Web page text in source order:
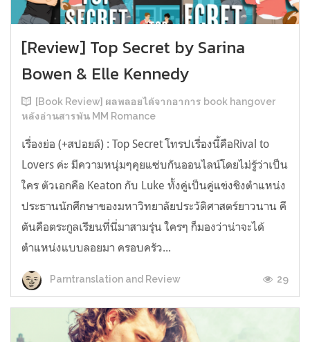
[Review] Top Secret by Sarina
Bowen & Elle Kennedy
[Book Review] ผลพลอยได้จากอาการ book hangover
หลังอ่านสารพัน MM Romance
เรื่องย่อ (+สปอยล์) : Top Secret โทรปเรื่องนี้คือRival to
Lovers ค่ะ มีความหนุ่มๆคุยแซ่บกันออนไลน์โดยไม่รู้ว่าเป็น
ใคร ตัวเอกคือ Keaton กับ Luke ทั้งคู่เป็นคู่แข่งชิงตำแหน่ง
ประธานนักศึกษาของมหาวิทยาลัยประวัติศาสตร์ยาวนาน คี
ตันคือตระกูลเรียนที่นี่มาสามรุ่น ใครๆ ก็มองว่าน่าจะได้
ตำแหน่งแบบลอยมา ครอบครัว...
Parntranslation and Review 29